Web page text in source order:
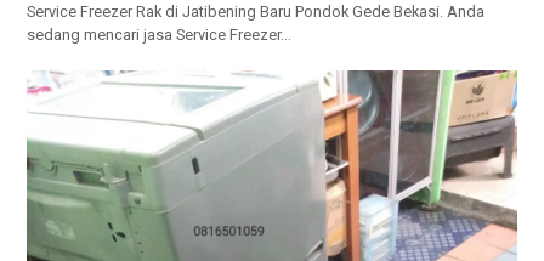
Service Freezer Rak di Jatibening Baru Pondok Gede Bekasi. Andа
ѕеdаng mencari jasa Service Freezer…